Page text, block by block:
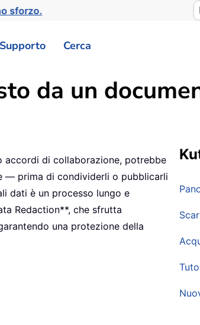
sforzo.
Supporto Cerca
da un
accordi di collaborazione, potrebbe
— prima di condividerli o pubblicarli
dati è un processo lungo e
Redaction**, che sfrutta
una protezione della